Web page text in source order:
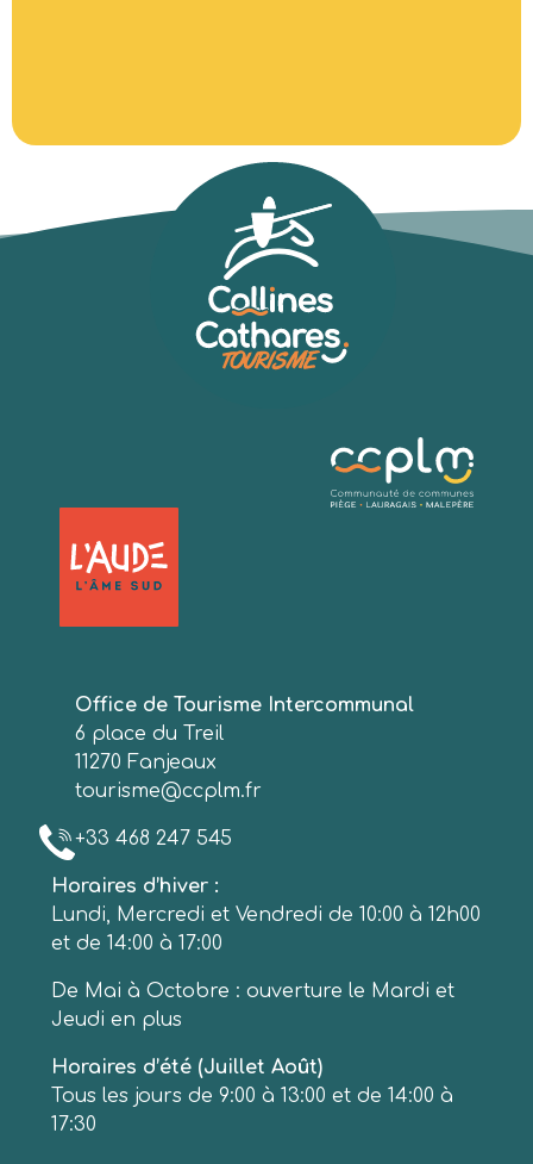
Office de Tourisme Intercommunal
6 place du Treil
11270 Fanjeaux
tourisme@ccplm.fr
+33 468 247 545
Horaires d’hiver :
Lundi, Mercredi et Vendredi de 10:00 à 12h00
et de 14:00 à 17:00
De Mai à Octobre : ouverture le Mardi et
Jeudi en plus
Horaires d’été (Juillet Août)
Tous les jours de 9:00 à 13:00 et de 14:00 à
17:30